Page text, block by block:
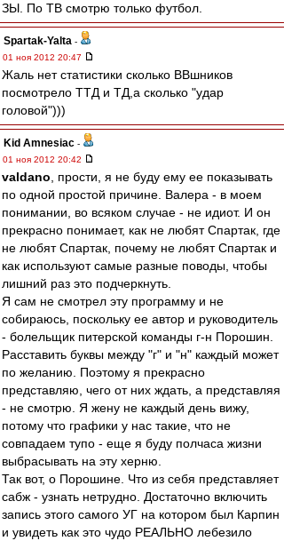
ЗЫ. По ТВ смотрю только футбол.
Spartak-Yalta -
01 ноя 2012 20:47
Жаль нет статистики сколько ВВшников
посмотрело ТТД и ТД,а сколько "удар
головой")))
Kid Amnesiac -
01 ноя 2012 20:42
valdano , прости, я не буду ему ее показывать
по одной простой причине. Валера - в моем
понимании, во всяком случае - не идиот. И он
прекрасно понимает, как не любят Спартак, где
не любят Спартак, почему не любят Спартак и
как используют самые разные поводы, чтобы
лишний раз это подчеркнуть.
Я сам не смотрел эту программу и не
собираюсь, поскольку ее автор и руководитель
- болельщик питерской команды г-н Порошин.
Расставить буквы между "г" и "н" каждый может
по желанию. Поэтому я прекрасно
представляю, чего от них ждать, а представляя
- не смотрю. Я жену не каждый день вижу,
потому что графики у нас такие, что не
совпадаем тупо - еще я буду полчаса жизни
выбрасывать на эту херню.
Так вот, о Порошине. Что из себя представляет
сабж - узнать нетрудно. Достаточно включить
запись этого самого УГ на котором был Карпин
и увидеть как это чудо РЕАЛЬНО лебезило